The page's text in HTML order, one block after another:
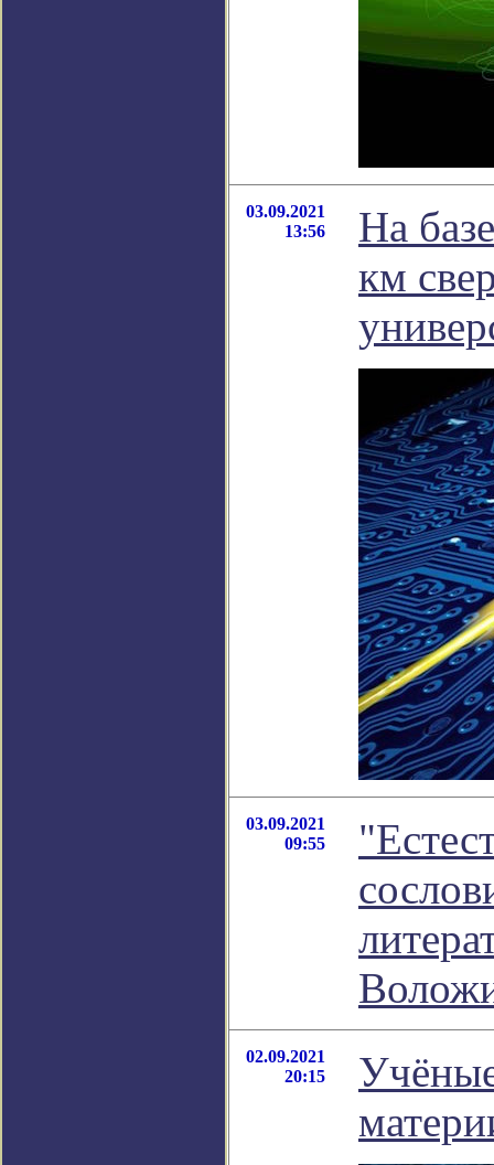
03.09.2021
13:56
На
км
03.09.2021
09:55
02.09.2021
20:15